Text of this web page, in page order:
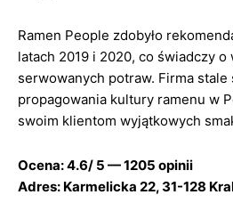
Ramen People zdobyło
latach 2019 i 2020, co świadczy
serwowanych potraw. Firma
propagowania kultury ramenu w
swoim klientom wyjątkowych
Ocena: 4.6/ 5 — 1205 opinii
Adres: Karmelicka 22, 31-128